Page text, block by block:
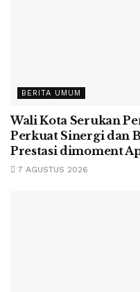
BERITA UMUM
Wali Kota Serukan
Perkuat Sinergi dan
Prestasi dimoment
7 AGUSTUS 2026